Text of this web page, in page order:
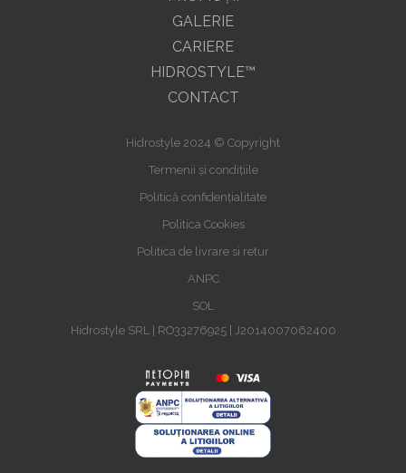
GALERIE
CARIERE
HIDROSTYLE™
CONTACT
Hidrostyle 2024 © Copyright
Termenii și condițiile
Politică confidențialitate
Politica Cookies
Politica de livrare si retur
ANPC
SOL
Hidrostyle SRL | RO33276925 | J2014007062400